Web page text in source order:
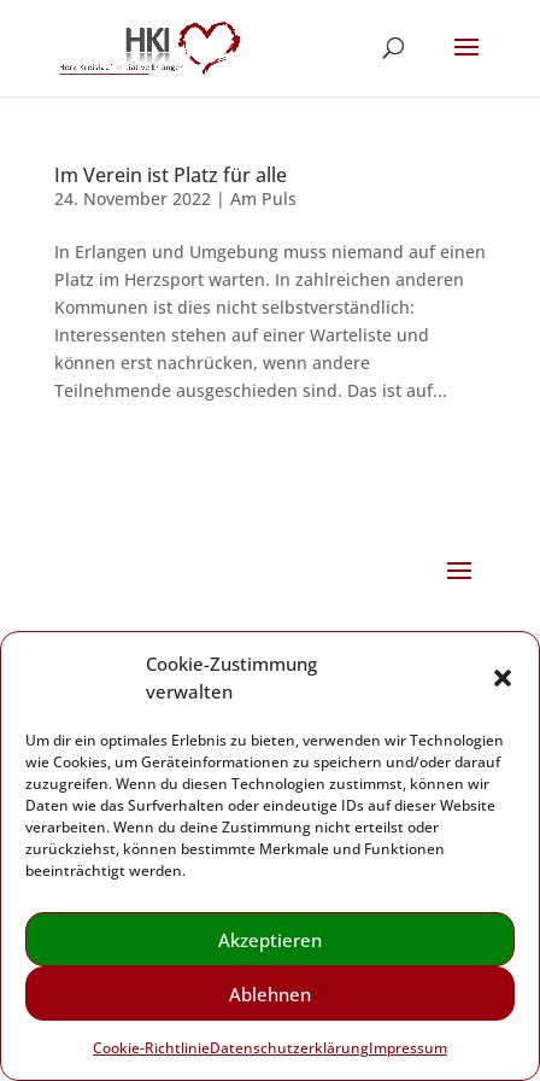
Cookie-Zustimmung
verwalten
Um dir ein optimales Erlebnis zu bieten, verwenden wir Technologien
wie Cookies, um Geräteinformationen zu speichern und/oder darauf
zuzugreifen. Wenn du diesen Technologien zustimmst, können wir
Daten wie das Surfverhalten oder eindeutige IDs auf dieser Website
verarbeiten. Wenn du deine Zustimmung nicht erteilst oder
zurückziehst, können bestimmte Merkmale und Funktionen
beeinträchtigt werden.
Akzeptieren
Ablehnen
Cookie-RichtlinieDatenschutzerklärungImpressum
Im Verein ist Platz für alle
24. November 2022| Am Puls
In Erlangen und Umgebung muss niemand auf einen
Platz im Herzsport warten. In zahlreichen anderen
Kommunen ist dies nicht selbstverständlich:
Interessenten stehen auf einer Warteliste und
können erst nachrücken, wenn andere
Teilnehmende ausgeschieden sind. Das ist auf...
Herz-Kreislauf-Initiative Erlangen
Wetterkreuz 17
91058 Erlangen
Impressum|Datenschutzerklärung
Herz-Kreislauf-Initiative Erlangen – 2024